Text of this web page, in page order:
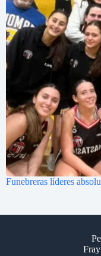
Funebreras líderes